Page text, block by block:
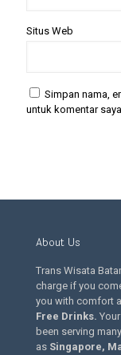
Situs Web
Simpan nama,
untuk komentar
About Us
Trans Wisata
charge if you
you with comfort
Free Drinks.
been serving
as Singapore,